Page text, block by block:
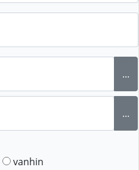
...
...
vanhin